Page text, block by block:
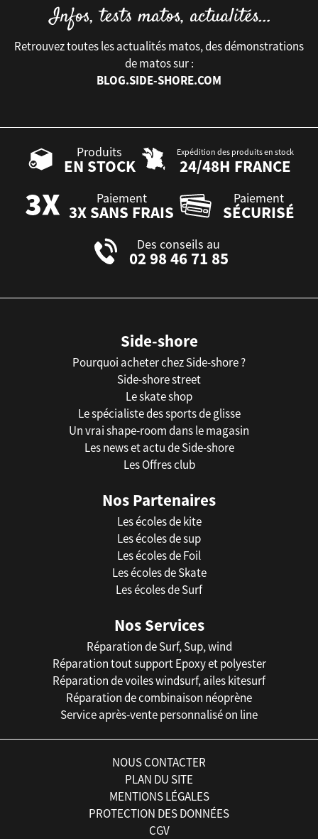
Retrouvez toutes les actualités matos, des démonstrations
de matos sur :
BLOG.SIDE-SHORE.COM
Produits
EN STOCK
Expédition des produits en stock
24/48H FRANCE
Paiement
3X SANS FRAIS
Paiement
SÉCURISÉ
Des conseils au
02 98 46 71 85
Side-shore
Pourquoi acheter chez Side-shore ?
Side-shore street
Le skate shop
Le spécialiste des sports de glisse
Un vrai shape-room dans le magasin
Les news et actu de Side-shore
Les Offres club
Nos Partenaires
Les écoles de kite
Les écoles de sup
Les écoles de Foil
Les écoles de Skate
Les écoles de Surf
Nos Services
Réparation de Surf, Sup, wind
Réparation tout support Epoxy et polyester
Réparation de voiles windsurf, ailes kitesurf
Réparation de combinaison néoprène
Service après-vente personnalisé on line
NOUS CONTACTER
PLAN DU SITE
MENTIONS LÉGALES
PROTECTION DES DONNÉES
CGV